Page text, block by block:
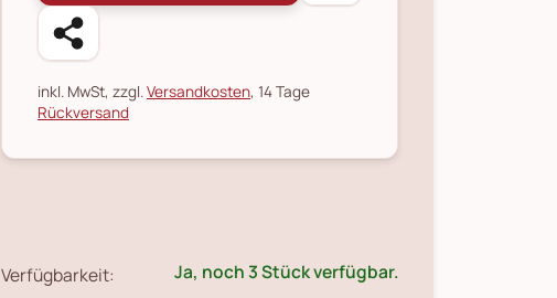
inkl. MwSt, zzgl. Versandkosten, 14 Tage
Rückversand
Verfügbarkeit: Ja, noch 3 Stück verfügbar.